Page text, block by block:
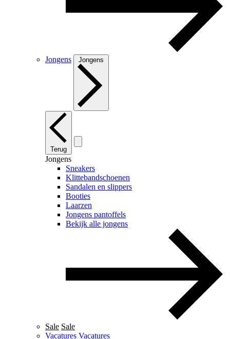
Jongens Jongens
Terug
Jongens
Sneakers
Klittebandschoenen
Sandalen en slippers
Booties
Laarzen
Jongens pantoffels
Bekijk alle jongens
Sale Sale
Vacatures Vacatures